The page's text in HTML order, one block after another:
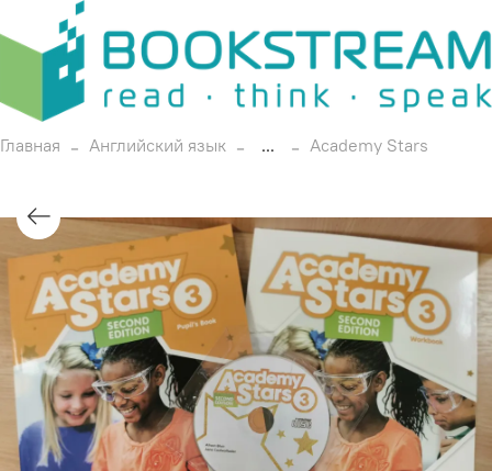
Главная Английский язык ... Academy Stars